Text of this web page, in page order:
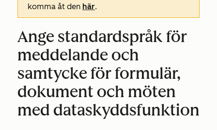
komma åt den här.
Ange standardspråk för
meddelande och
samtycke för formulär,
dokument och möten
med dataskyddsfunktion